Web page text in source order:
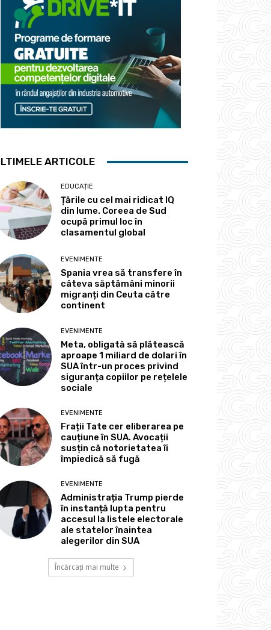
ARTICOLE
EDUCAȚIE
Țările cu cel mai ridicat IQ
din lume. Coreea de Sud
ocupă primul loc în
clasamentul global
EVENIMENTE
Spania vrea să transfere în
câteva săptămâni minorii
migranți din Ceuta către
continent
EVENIMENTE
Meta, obligată să plătească
aproape 1 miliard de dolari în
SUA într-un proces privind
siguranța copiilor pe rețelele
sociale
EVENIMENTE
Frații Tate cer eliberarea pe
cauțiune în SUA. Avocații
susțin că notorietatea îi
împiedică să fugă
EVENIMENTE
Administrația Trump pierde
în instanță lupta pentru
accesul la listele electorale
ale statelor înaintea
alegerilor din SUA
Încărcați mai multe